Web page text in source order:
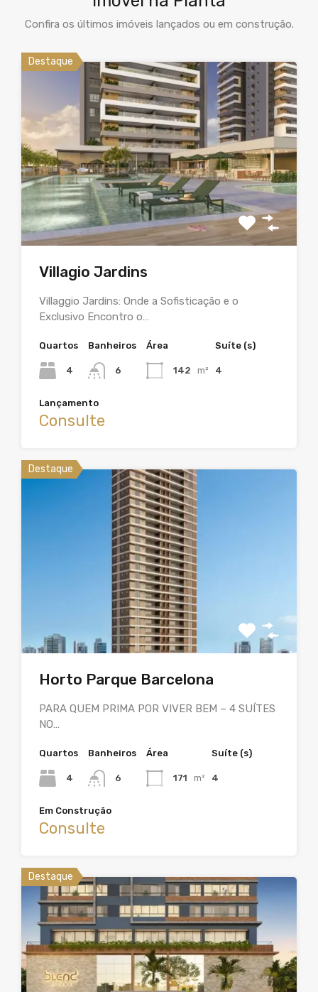
Confira os últimos imóveis lançados ou em construção.
Destaque
Villagio Jardins
Villaggio Jardins: Onde a Sofisticação e o
Exclusivo Encontro o…
Quartos
4
Banheiros
6
Área
142 m²
Suíte (s)
4
Lançamento
Consulte
Destaque
Horto Parque Barcelona
PARA QUEM PRIMA POR VIVER BEM – 4 SUÍTES
NO…
Quartos
4
Banheiros
6
Área
171 m²
Suíte (s)
4
Em Construção
Consulte
Destaque